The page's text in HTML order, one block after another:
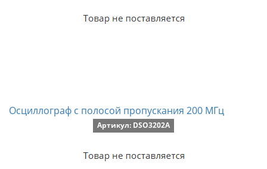
Осциллограф с полосой пропускания 200 МГц
Артикул: DSO3202A